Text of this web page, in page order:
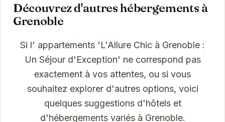
Découvrez d'autres hébergements à
Grenoble
Si l' appartements 'L'Allure Chic à Grenoble :
Un Séjour d'Exception' ne correspond pas
exactement à vos attentes, ou si vous
souhaitez explorer d'autres options, voici
quelques suggestions d'hôtels et
d'hébergements variés à Grenoble.